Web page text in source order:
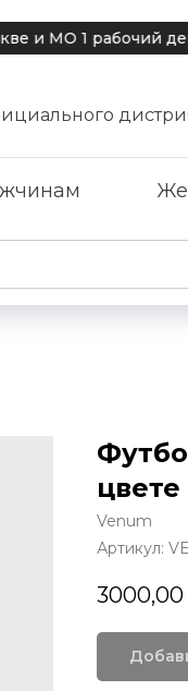
1 рабочий день
цвете
Venum
Артикул:
3000,00